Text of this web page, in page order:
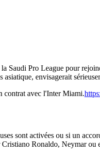
Saudi Pro League pour
envisagerait
contrat avec l'Inter Miami.
sont activées ou si un
Ronaldo, Neymar ou